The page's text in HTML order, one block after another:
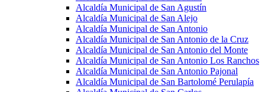
Alcaldía Municipal de San Agustín
Alcaldía Municipal de San Alejo
Alcaldía Municipal de San Antonio
Alcaldía Municipal de San Antonio de la Cruz
Alcaldía Municipal de San Antonio del Monte
Alcaldía Municipal de San Antonio Los Ranchos
Alcaldía Municipal de San Antonio Pajonal
Alcaldía Municipal de San Bartolomé Perulapía